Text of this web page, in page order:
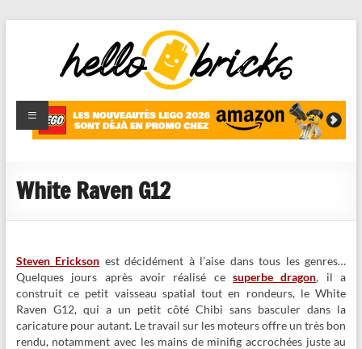
HelloBricks
Blog LEGO,
nouveaut�s
reviews
White Raven G12
Steven Erickson est décidément à l’aise dans tous les genres…
Quelques jours après avoir réalisé cesuperbe dragon, il a
construit ce petit vaisseau spatial tout en rondeurs, le White
Raven G12, qui a un petit côté Chibi sans basculer dans la
caricature pour autant. Le travail sur les moteurs offre un très bon
rendu, notamment avec les mains de minifig accrochées juste au